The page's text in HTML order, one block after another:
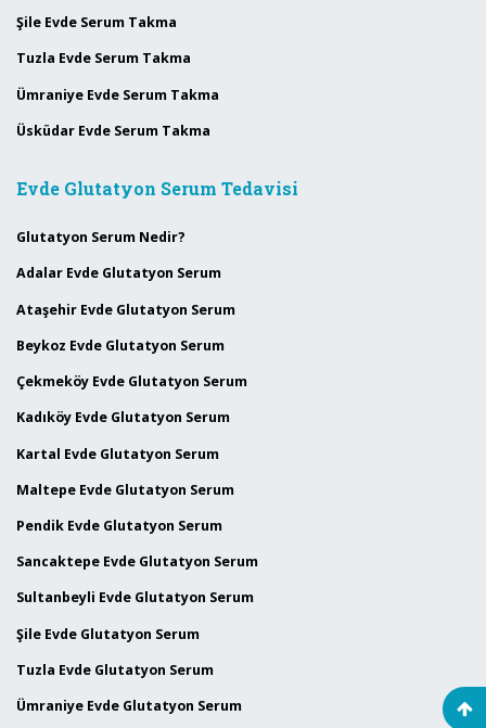
Şile Evde Serum Takma
Tuzla Evde Serum Takma
Ümraniye Evde Serum Takma
Üsküdar Evde Serum Takma
Evde Glutatyon Serum Tedavisi
Glutatyon Serum Nedir?
Adalar Evde Glutatyon Serum
Ataşehir Evde Glutatyon Serum
Beykoz Evde Glutatyon Serum
Çekmeköy Evde Glutatyon Serum
Kadıköy Evde Glutatyon Serum
Kartal Evde Glutatyon Serum
Maltepe Evde Glutatyon Serum
Pendik Evde Glutatyon Serum
Sancaktepe Evde Glutatyon Serum
Sultanbeyli Evde Glutatyon Serum
Şile Evde Glutatyon Serum
Tuzla Evde Glutatyon Serum
Ümraniye Evde Glutatyon Serum